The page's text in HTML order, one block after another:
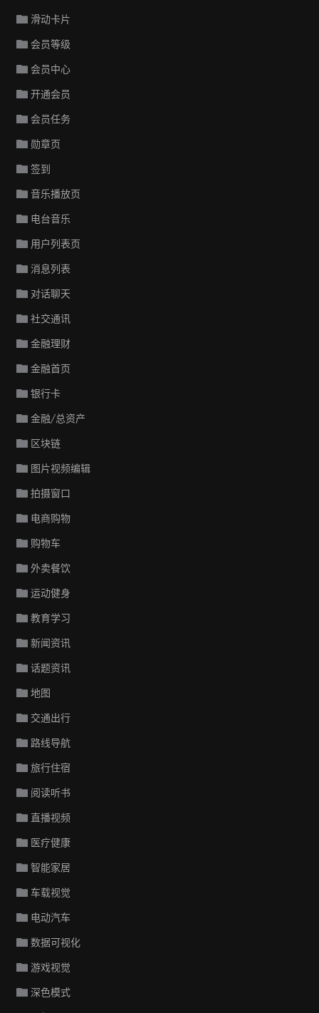
滑动卡片
会员等级
会员中心
开通会员
会员任务
勋章页
签到
音乐播放页
电台音乐
用户列表页
消息列表
对话聊天
社交通讯
金融理财
金融首页
银行卡
金融/总资产
区块链
图片视频编辑
拍摄窗口
电商购物
购物车
外卖餐饮
运动健身
教育学习
新闻资讯
话题资讯
地图
交通出行
路线导航
旅行住宿
阅读听书
直播视频
医疗健康
智能家居
车载视觉
电动汽车
数据可视化
游戏视觉
深色模式